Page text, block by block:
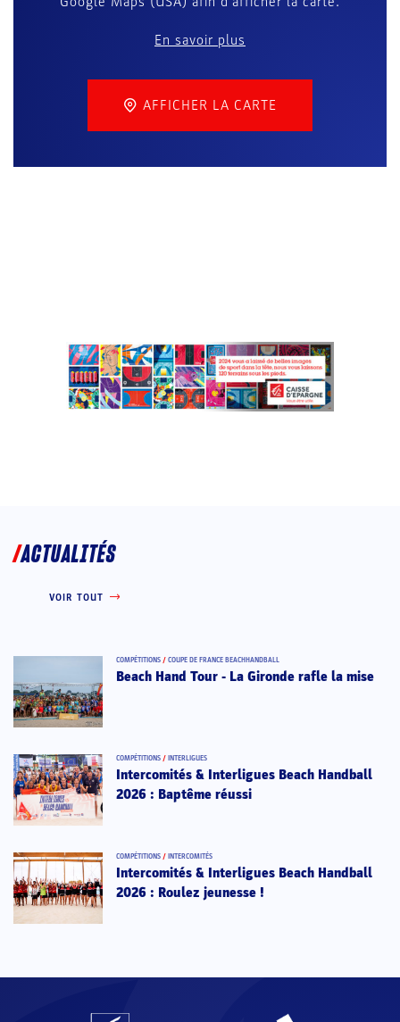
En savoir plus
AFFICHER LA CARTE
ACTUALITÉS
VOIR TOUT
COMPÉTITIONS / COUPE DE FRANCE BEACHHANDBALL
Beach Hand Tour - La Gironde rafle la mise
COMPÉTITIONS / INTERLIGUES
Intercomités & Interligues Beach Handball
2026 : Baptême réussi
COMPÉTITIONS / INTERCOMITÉS
Intercomités & Interligues Beach Handball
2026 : Roulez jeunesse !